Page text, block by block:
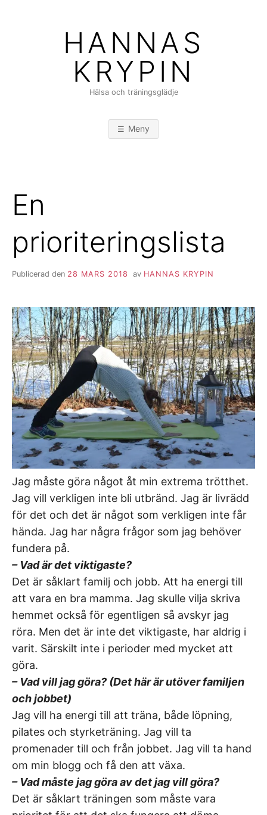
HANNAS
KRYPIN
Hälsa och träningsglädje
Meny
En
prioriteringslista
Publicerad den 28 MARS 2018 av HANNAS KRYPIN
Jag måste göra något åt min extrema trötthet.
Jag vill verkligen inte bli utbränd. Jag är livrädd
för det och det är något som verkligen inte får
hända. Jag har några frågor som jag behöver
fundera på.
– Vad är det viktigaste?
Det är såklart familj och jobb. Att ha energi till
att vara en bra mamma. Jag skulle vilja skriva
hemmet också för egentligen så avskyr jag
röra. Men det är inte det viktigaste, har aldrig i
varit. Särskilt inte i perioder med mycket att
göra.
– Vad vill jag göra? (Det här är utöver familjen
och jobbet)
Jag vill ha energi till att träna, både löpning,
pilates och styrketräning. Jag vill ta
promenader till och från jobbet. Jag vill ta hand
om min blogg och få den att växa.
– Vad måste jag göra av det jag vill göra?
Det är såklart träningen som måste vara